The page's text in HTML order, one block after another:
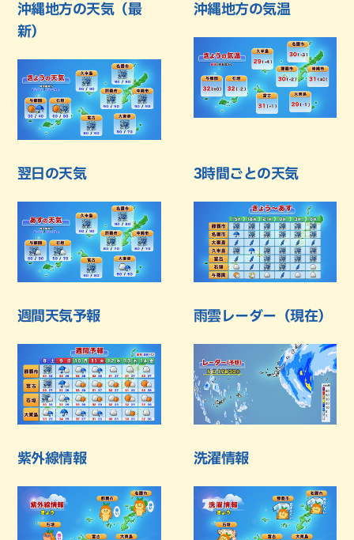
沖縄地方の天気（最
新）
沖縄地方の気温
翌日の天気 3時間ごとの天気
週間天気予報 雨雲レーダー（現在）
紫外線情報 洗濯情報